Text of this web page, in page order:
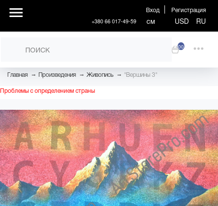
Вход Регистрация
+380 66 017-49-59 см USD RU
00
Главная → Произведения → Живопись → "Вершины 3"
Проблемы с определением страны